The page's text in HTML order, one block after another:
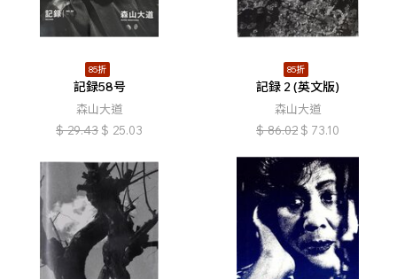
85折
記録58号
森山大道
$ 29.43 $ 25.03
85折
記録 2 (英文版)
森山大道
$ 86.02 $ 73.10